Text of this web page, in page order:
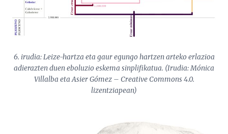
6. irudia: Leize-hartza eta gaur egungo hartzen arteko erlazioa
adierazten duen eboluzio eskema sinplifikatua. (Irudia: Mónica
Villalba eta Asier Gómez – Creative Commons 4.0.
lizentziapean)